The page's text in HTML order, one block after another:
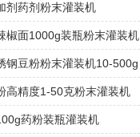
剂药剂粉末灌装机
椒面1000g装瓶粉末灌装机
钢豆粉粉末灌装机10-500g
高精度1-50克粉末灌装机
药粉装瓶灌装机